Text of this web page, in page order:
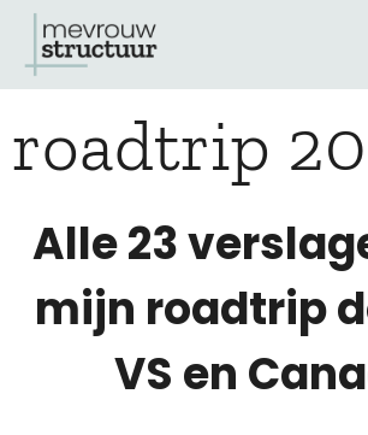
naar
inhoud
roadtrip
Alle 23
mijn roadtrip
VS en